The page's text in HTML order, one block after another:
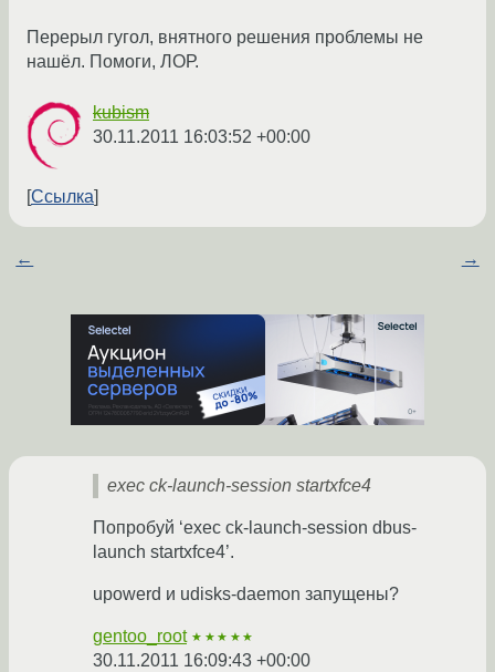
Перерыл гугол, внятного решения проблемы не
нашёл. Помоги, ЛОР.
kubism
30.11.2011 16:03:52 +00:00
Ссылка
← →
exec ck-launch-session startxfce4
Попробуй ‘exec ck-launch-session dbus-
launch startxfce4’.
upowerd и udisks-daemon запущены?
gentoo_root ★★★★★
30.11.2011 16:09:43 +00:00